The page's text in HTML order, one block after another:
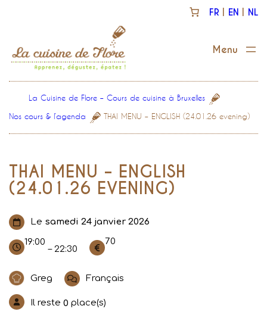
FR EN NL
La Cuisine de Flore – Cours de cuisine à Bruxelles
Nos cours & l’agenda
THAI MENU – ENGLISH (24.01.26 evening)
THAI MENU – ENGLISH
(24.01.26 EVENING)
Le samedi 24 janvier 2026
19:00
– 22:30
70
Greg Français
Il reste 0 place(s)